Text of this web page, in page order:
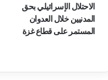
الاحتلال الإسرائيلي بحق
المدنيين خلال العدوان
المستمر على قطاع غزة